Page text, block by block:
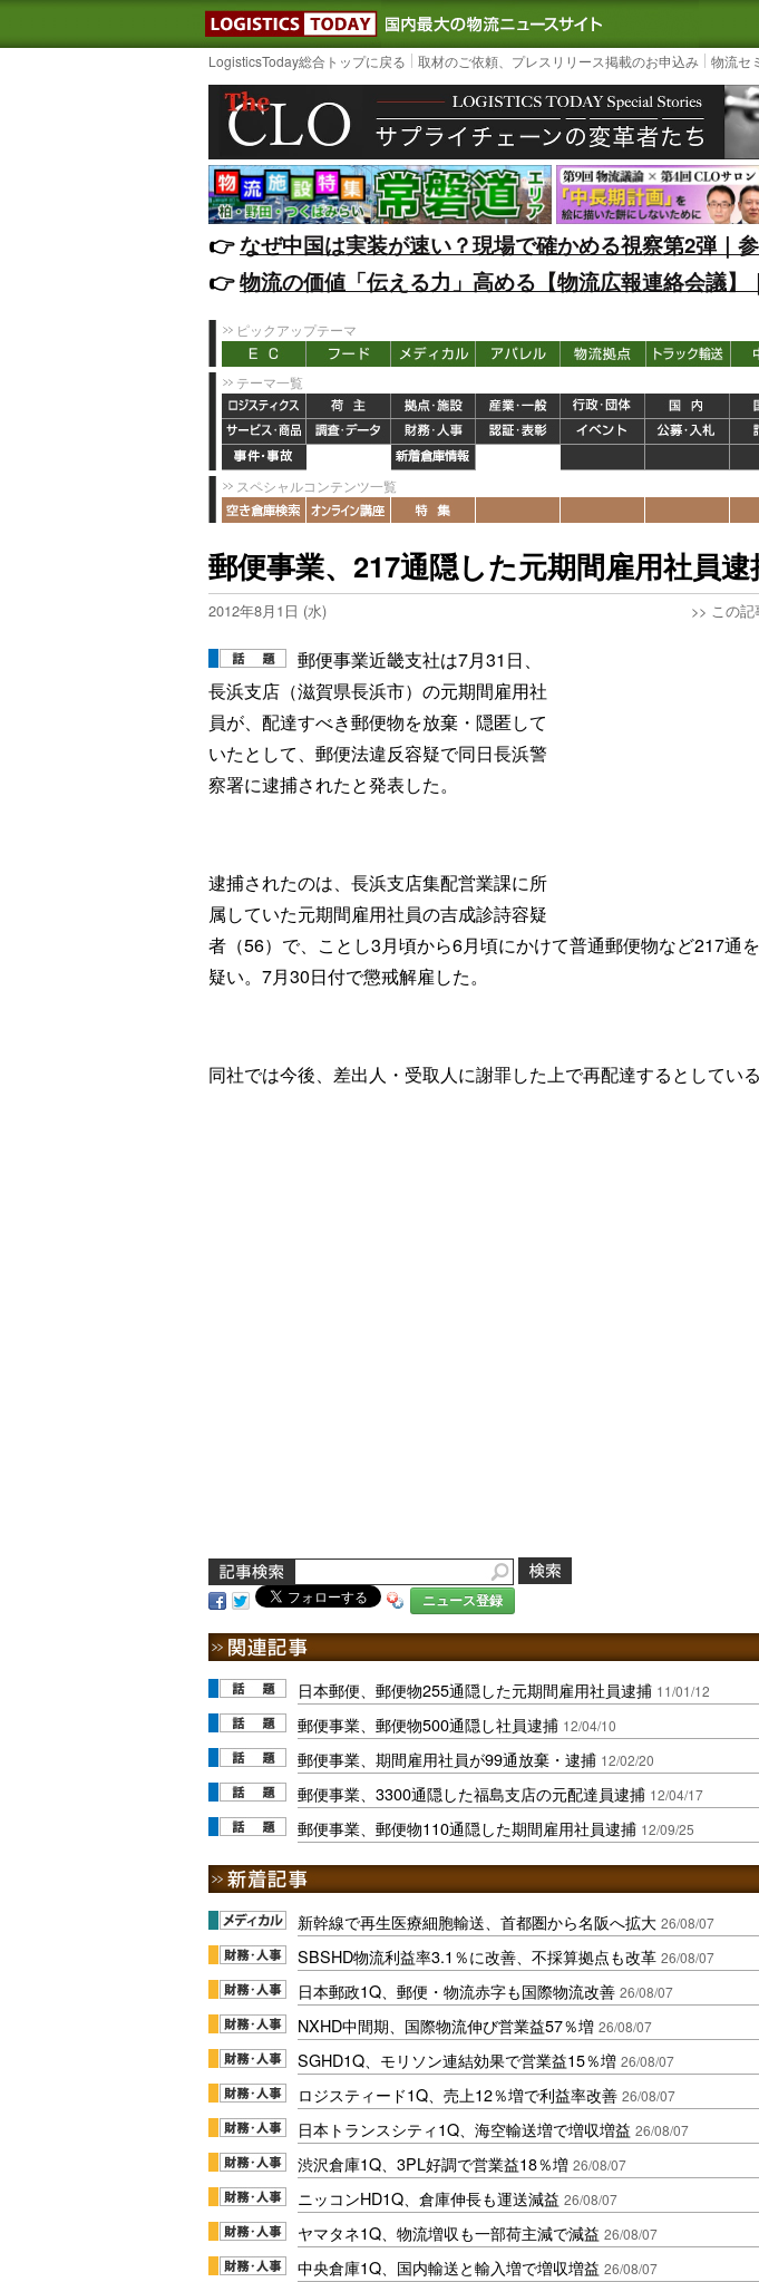
LOGISTICS TODAY｜国内最大の物流ニュース
3PL,
LogisticsToday総合トップに戻る 取材のご依頼、プレスリリース掲載のお申込み 物流セ
👉️なぜ中国は実装が速い？現場で確かめる視察第2弾｜
👉️物流の価値「伝える力」高める【物流広報連絡会議】
ピックアップテーマ
テーマ一覧
スペシャルコンテンツ一覧
郵便事業、217通隠した元期間雇用社員逮
2012年8月1日 (水) >> この記
郵便事業近畿支社は7月31日、
長浜支店（滋賀県長浜市）の元期間雇用社
員が、配達すべき郵便物を放棄・隠匿して
いたとして、郵便法違反容疑で同日長浜警
察署に逮捕されたと発表した。
逮捕されたのは、長浜支店集配営業課に所
属していた元期間雇用社員の吉成診詩容疑
者（56）で、ことし3月頃から6月頃にかけて普通郵便物など217通
疑い。7月30日付で懲戒解雇した。
同社では今後、差出人・受取人に謝罪した上で再配達するとしている
ニュース登録
日本郵便、郵便物255通隠した元期間雇用社員逮捕 11/01/12
郵便事業、郵便物500通隠し社員逮捕 12/04/10
郵便事業、期間雇用社員が99通放棄・逮捕 12/02/20
郵便事業、3300通隠した福島支店の元配達員逮捕 12/04/17
郵便事業、郵便物110通隠した期間雇用社員逮捕 12/09/25
新幹線で再生医療細胞輸送、首都圏から名阪へ拡大 26/08/07
SBSHD物流利益率3.1％に改善、不採算拠点も改革 26/08/07
日本郵政1Q、郵便・物流赤字も国際物流改善 26/08/07
NXHD中間期、国際物流伸び営業益57％増 26/08/07
SGHD1Q、モリソン連結効果で営業益15％増 26/08/07
ロジスティード1Q、売上12％増で利益率改善 26/08/07
日本トランスシティ1Q、海空輸送増で増収増益 26/08/07
渋沢倉庫1Q、3PL好調で営業益18％増 26/08/07
ニッコンHD1Q、倉庫伸長も運送減益 26/08/07
ヤマタネ1Q、物流増収も一部荷主減で減益 26/08/07
中央倉庫1Q、国内輸送と輸入増で増収増益 26/08/07